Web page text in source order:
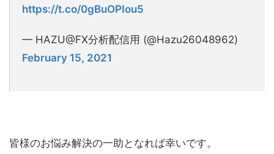
https://t.co/0gBuOPIou5
— HAZU@FX分析配信用 (@Hazu26048962)
February 15, 2021
皆様のお悩み解決の一助となれば幸いです。